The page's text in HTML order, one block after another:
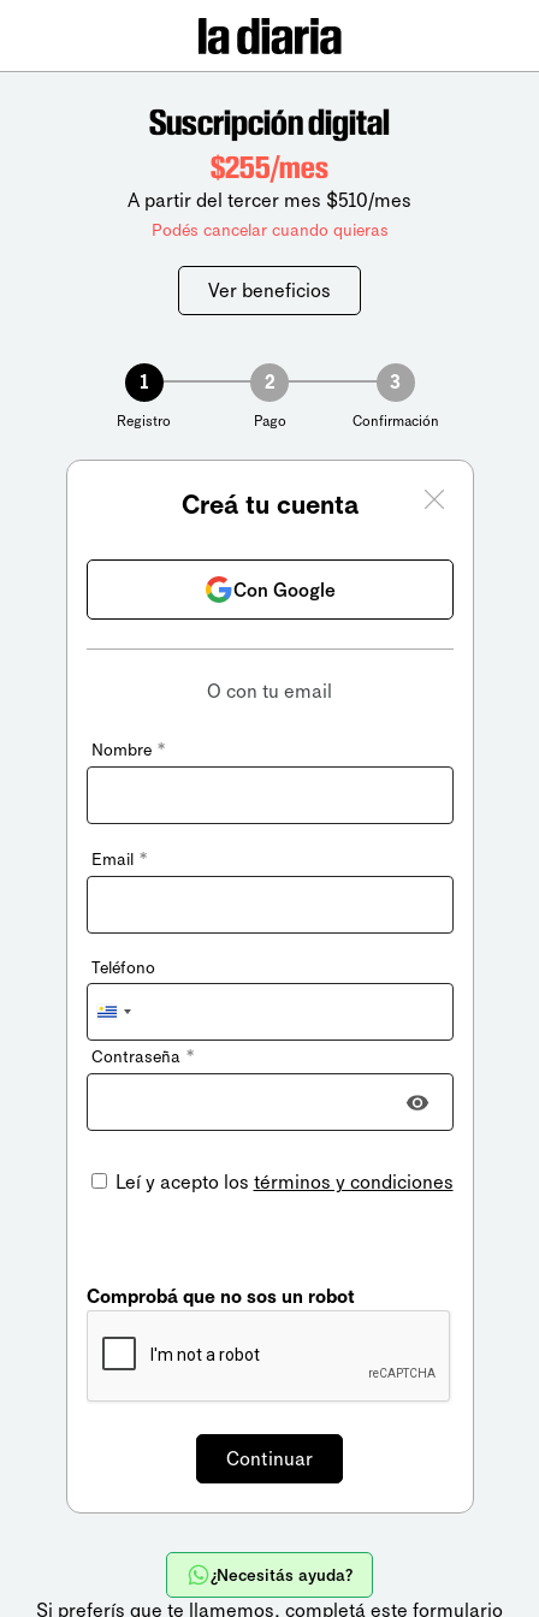
Suscripción digital
$255/mes
A partir del tercer mes $510/mes
Podés cancelar cuando quieras
Ver beneficios
1
Registro
2
Pago
3
Confirmación
Creá tu cuenta
Con Google
O con tu email
Nombre *
Email *
Teléfono
Uruguay
+598
Contraseña *
Leí y acepto los términos y condiciones
Comprobá que no sos un robot
¿Necesitás ayuda?
Si preferís que te llamemos, completá este formulario